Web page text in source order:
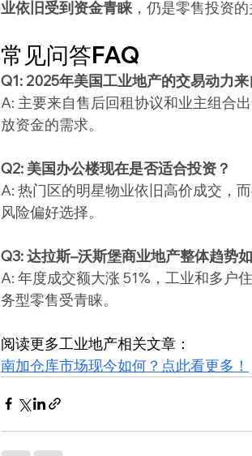
业依旧受到资金青睐 ，仍是零售投资的
常见问答FAQ
Q1: 2025年美国工业地产的交易动力来
A: 主要来自售后回租协议和业主组合
放资金的需求。
Q2: 美国办公楼现在是否适合投资？
A: 热门区的明星物业依旧高价成交，
风险偏好选择。
Q3: 达拉斯–沃斯堡商业地产整体趋势
A: 年度成交额大涨 51%，工业和多户
务型零售受青睐。
阅读更多工业地产相关文章：
南加仓库市场现今如何？点此看更多！